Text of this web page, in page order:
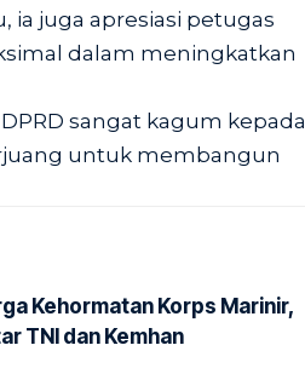
ia juga apresiasi petugas
dalam meningkatkan
sangat kagum kepada
untuk membangun
Kehormatan Korps Marinir,
TNI dan Kemhan